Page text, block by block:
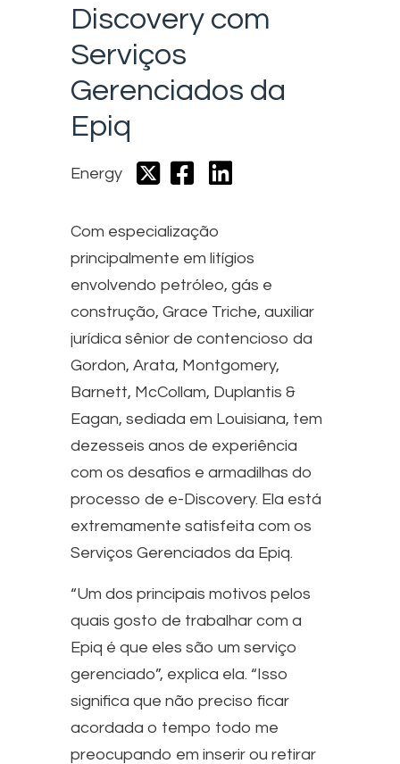
Discovery com
Serviços
Gerenciados da
Epiq
Energy
Com especialização
principalmente em litígios
envolvendo petróleo, gás e
construção, Grace Triche, auxiliar
jurídica sênior de contencioso da
Gordon, Arata, Montgomery,
Barnett, McCollam, Duplantis &
Eagan, sediada em Louisiana, tem
dezesseis anos de experiência
com os desafios e armadilhas do
processo de e-Discovery. Ela está
extremamente satisfeita com os
Serviços Gerenciados da Epiq.
“Um dos principais motivos pelos
quais gosto de trabalhar com a
Epiq é que eles são um serviço
gerenciado”, explica ela. “Isso
significa que não preciso ficar
acordada o tempo todo me
preocupando em inserir ou retirar